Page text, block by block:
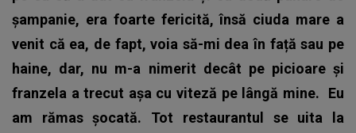
șampanie, era foarte fericită, însă ciuda mare a
venit că ea, de fapt, voia să-mi dea în față sau pe
haine, dar, nu m-a nimerit decât pe picioare și
franzela a trecut așa cu viteză pe lângă mine. Eu
am rămas șocată. Tot restaurantul se uita la